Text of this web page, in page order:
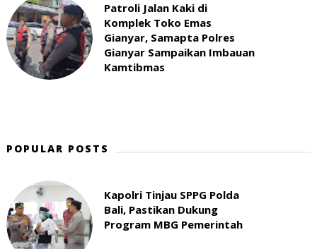
Patroli Jalan Kaki di
Komplek Toko Emas
Gianyar, Samapta Polres
Gianyar Sampaikan Imbauan
Kamtibmas
POPULAR POSTS
Kapolri Tinjau SPPG Polda
Bali, Pastikan Dukung
Program MBG Pemerintah